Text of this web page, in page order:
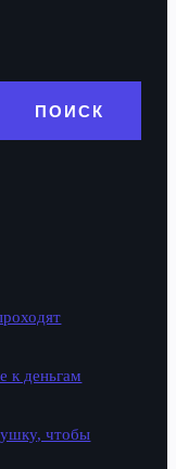
ПОИСК
к деньгам
чтобы